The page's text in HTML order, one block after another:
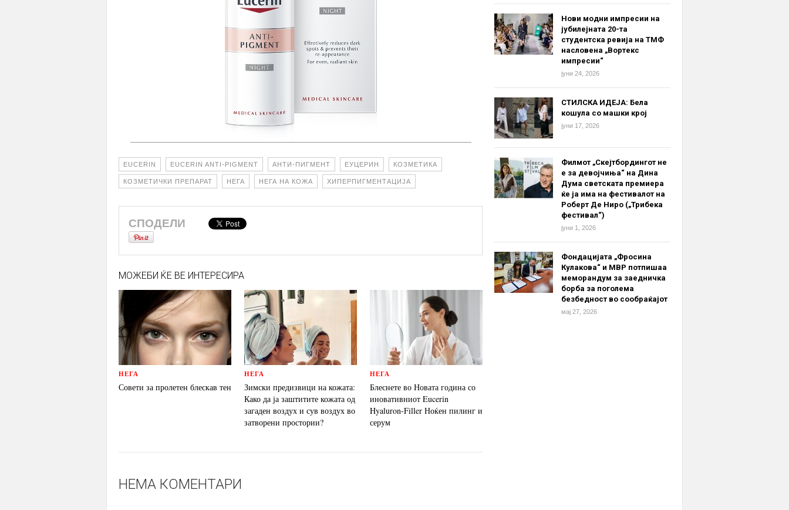
EUCERIN EUCERIN ANTI-PIGMENT АНТИ-ПИГМЕНТ ЕУЦЕРИН КОЗМЕТИКА
КОЗМЕТИЧКИ ПРЕПАРАТ НЕГА НЕГА НА КОЖА ХИПЕРПИГМЕНТАЦИЈА
СПОДЕЛИ
МОЖЕБИ ЌЕ ВЕ ИНТЕРЕСИРА
НЕГА
Совети за пролетен блескав тен
НЕГА
Зимски предизвици на кожата:
Како да ја заштитите кожата од
загаден воздух и сув воздух во
затворени простории?
НЕГА
Блеснете во Новата година со
иновативниот Eucerin
Hyaluron-Filler Ноќен пилинг и
серум
НЕМА КОМЕНТАРИ
Нови модни импресии на
јубилејната 20-та
студентска ревија на ТМФ
насловена „Вортекс
импресии“
јуни 24, 2026
СТИЛСКА ИДЕЈА: Бела
кошула со машки крој
јуни 17, 2026
Филмот „Скејтбордингот не
е за девојчиња“ на Дина
Дума светската премиера
ќе ја има на фестивалот на
Роберт Де Ниро („Трибека
фестивал“)
јуни 1, 2026
Фондацијата „Фросина
Кулакова“ и МВР потпишаа
меморандум за заедничка
борба за поголема
безбедност во сообраќајот
мај 27, 2026